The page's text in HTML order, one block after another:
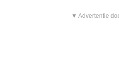
▼ Advertentie